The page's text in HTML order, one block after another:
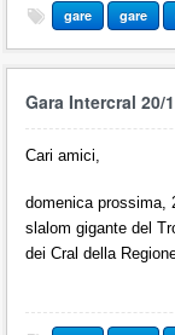
gare gare
Gara Intercral 20/
Cari amici,
domenica prossima,
slalom gigante del
dei Cral della